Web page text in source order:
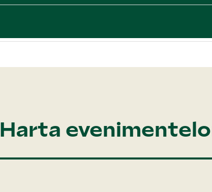
Harta